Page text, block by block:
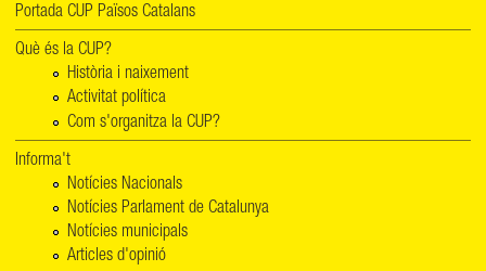
Portada CUP Països Catalans
Què és la CUP?
Història i naixement
Activitat política
Com s'organitza la CUP?
Informa't
Notícies Nacionals
Notícies Parlament de Catalunya
Notícies municipals
Articles d'opinió